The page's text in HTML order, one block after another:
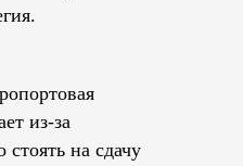
из-за
стоять на сдачу